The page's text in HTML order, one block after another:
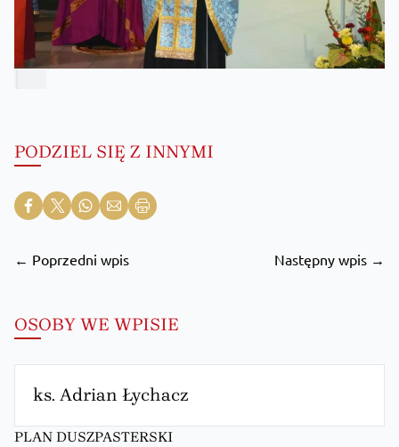
PODZIEL SIĘ Z INNYMI
← Poprzedni wpis Następny wpis →
OSOBY WE WPISIE
ks. Adrian Łychacz
PLAN DUSZPASTERSKI